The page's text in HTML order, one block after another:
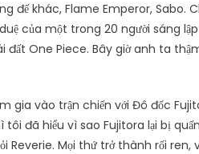
đế khác, Flame Emperor, Sabo.
của một trong 20 người sáng
One Piece. Bây giờ anh ta
vào trận chiến với Đô đốc
đã hiểu vì sao Fujitora lại bị
Mọi thứ trở thành rối ren,